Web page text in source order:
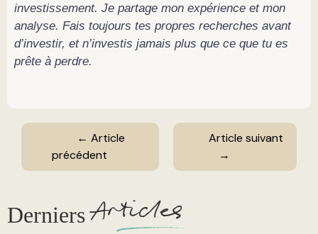
investissement. Je partage mon expérience et mon
analyse. Fais toujours tes propres recherches avant
d’investir, et n’investis jamais plus que ce que tu es
prête à perdre.
← Article
précédent
Article suivant
→
DerniersArticles